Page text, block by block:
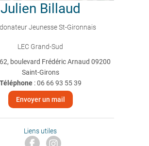
Julien Billaud
Jeunesse St-Gironnais
LEC Grand-Sud
boulevard Frédéric Arnaud 09200
Saint-Girons
Téléphone:06 66 93 55 39
Envoyer un mail
Liens utiles